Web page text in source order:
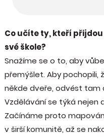
Co učíte ty, kteří
své škole?
Snažíme se o to, aby
přemýšlet. Aby
někde dveře, odvést tam
Vzdělávání se týká nejen
Začínáme proto
v širší komunitě, až se